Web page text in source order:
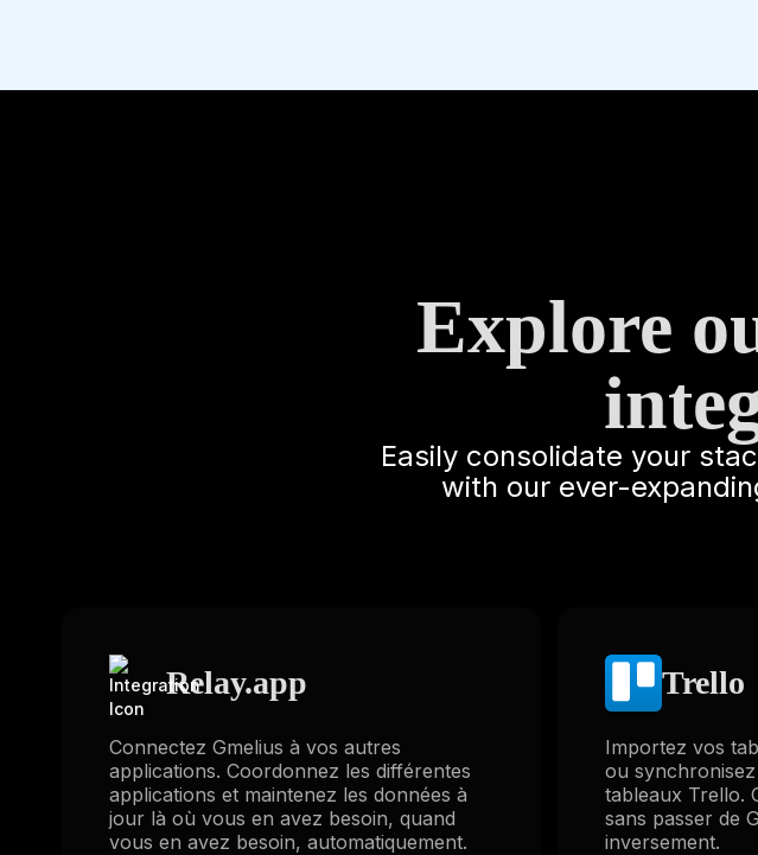
Explore
Easily consolidate your
with our ever-
Relay.app
Connectez Gmelius à vos autres
applications. Coordonnez les différentes
applications et maintenez les données à
jour là où vous en avez besoin, quand
vous en avez besoin, automatiquement.
Trello
Importez vos
ou
tableaux Trello.
sans passer de
inversement.